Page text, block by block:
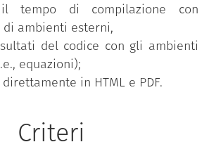
il tempo di compilazione con
ambienti esterni,
del codice con gli ambienti
equazioni);
in HTML e PDF.
Criteri